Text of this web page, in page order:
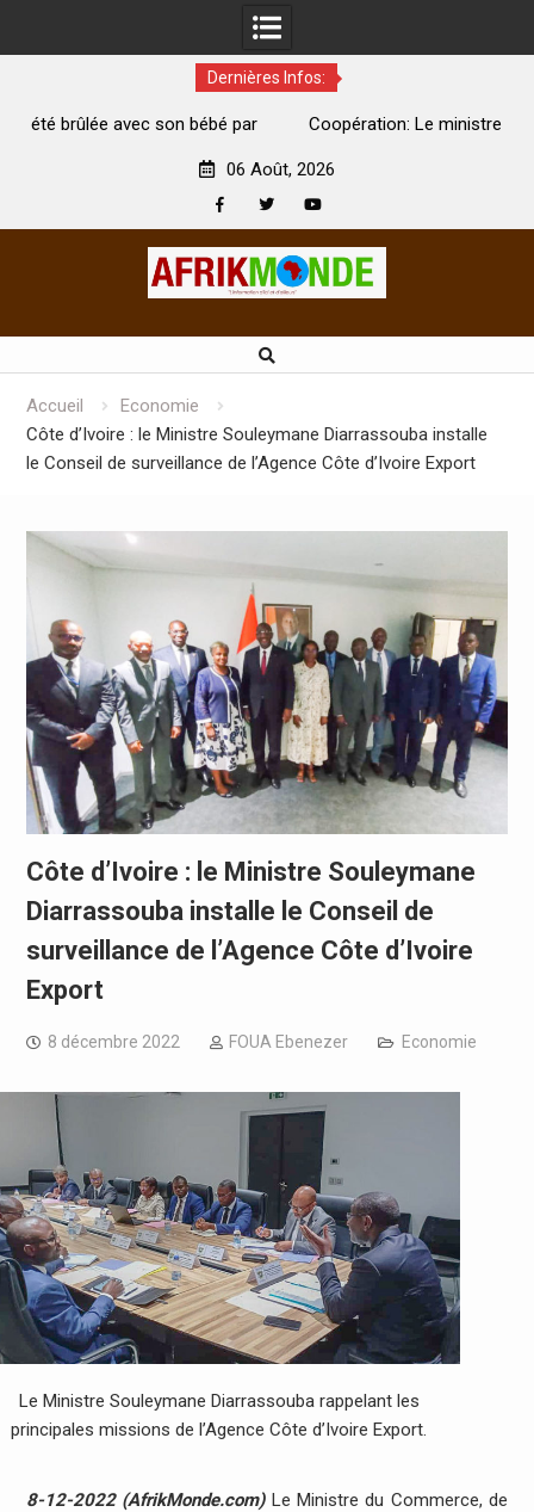
Dernières Infos:
Coopération: Le ministre Indien Kirti Vardhan Singh à
06 Août, 2026
Accueil
Economie
Côte d’Ivoire : le Ministre Souleymane Diarrassouba installe
le Conseil de surveillance de l’Agence Côte d’Ivoire Export
Côte d’Ivoire : le Ministre Souleymane
Diarrassouba installe le Conseil de
surveillance de l’Agence Côte d’Ivoire
Export
8 décembre 2022 FOUA Ebenezer Economie
Le Ministre Souleymane Diarrassouba rappelant les
principales missions de l’Agence Côte d’Ivoire Export.
8-12-2022 (AfrikMonde.com) Le Ministre du Commerce, de